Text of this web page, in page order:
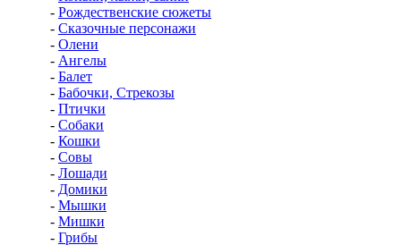
- Рождественские сюжеты
- Сказочные персонажи
- Олени
- Ангелы
- Балет
- Бабочки, Стрекозы
- Птички
- Собаки
- Кошки
- Совы
- Лошади
- Домики
- Мышки
- Мишки
- Грибы